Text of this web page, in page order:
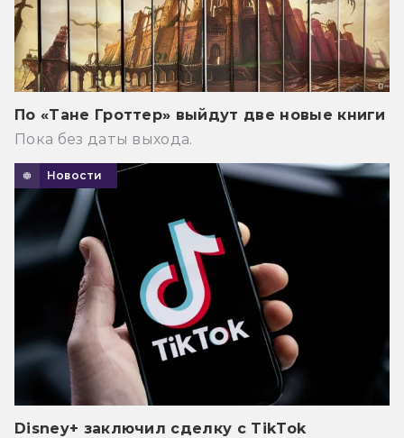
По «Тане Гроттер» выйдут две новые книги
Пока без даты выхода.
Новости
Disney+ заключил сделку с TikTok